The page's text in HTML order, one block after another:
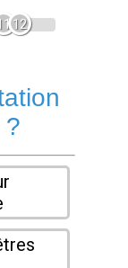
12
?